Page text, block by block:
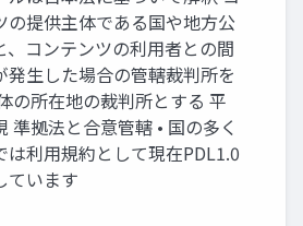
の提供主体である国や地方公
、コンテンツの利用者との間
発生した場合の管轄裁判所を
の所在地の裁判所とする 平
準拠法と合意管轄 • 国の多く
は利用規約として現在PDL1.0
ています